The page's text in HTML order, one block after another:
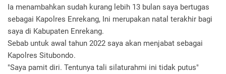
Ia menambahkan sudah kurang lebih 13 bulan saya bertugas
sebagai Kapolres Enrekang, Ini merupakan natal terakhir bagi
saya di Kabupaten Enrekang.
Sebab untuk awal tahun 2022 saya akan menjabat sebagai
Kapolres Situbondo.
"Saya pamit diri. Tentunya tali silaturahmi ini tidak putus"